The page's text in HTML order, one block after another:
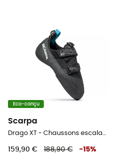
Eco-conçu
Scarpa
Drago XT - Chaussons escalade
159,90 € 188,90 € -15%